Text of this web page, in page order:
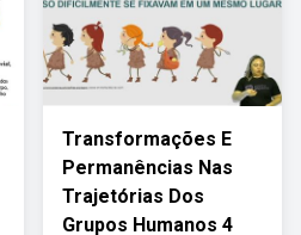
Transformações E
Permanências Nas
Trajetórias Dos
Grupos Humanos 4